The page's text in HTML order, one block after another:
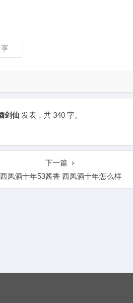
剑仙 发表，共 340 字。
下一篇
西凤酒十年53酱香 西凤酒十年怎么样